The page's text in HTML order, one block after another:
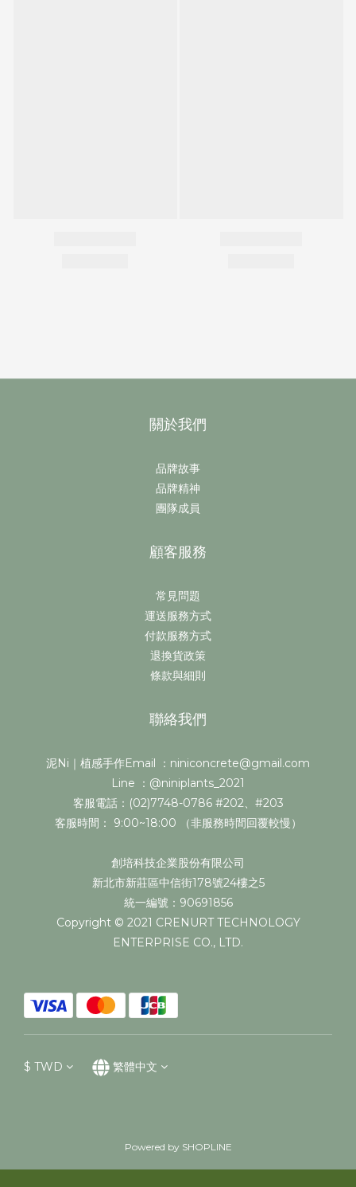
關於我們
品牌故事
品牌精神
團隊成員
顧客服務
常見問題
運送服務方式
付款服務方式
退換貨政策
條款與細則
聯絡我們
泥Ni｜植感手作Email ：niniconcrete@gmail.com
Line ：@niniplants_2021
客服電話：(02)7748-0786 #202、#203
客服時間： 9:00~18:00 （非服務時間回覆較慢）
創培科技企業股份有限公司
新北市新莊區中信街178號24樓之5
統一編號：90691856
Copyright © 2021 CRENURT TECHNOLOGY
ENTERPRISE CO., LTD.
$ TWD 繁體中文
Powered by SHOPLINE